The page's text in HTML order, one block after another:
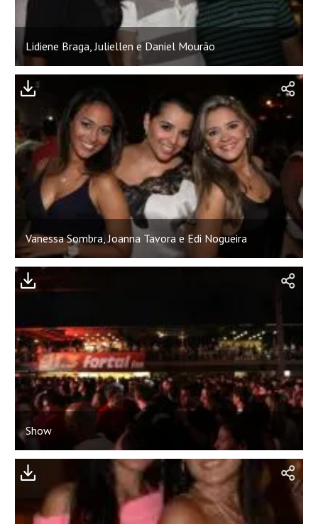
Lidiene Braga, Juliellen e Daniel Mourão
Vanessa Sombra, Joanna Tavora e Edi Nogueira
Show